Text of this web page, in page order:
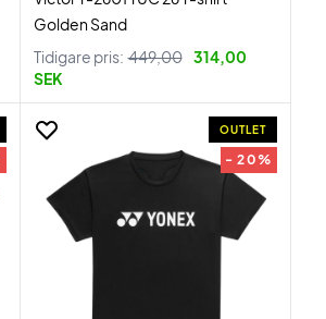
Golden Sand
Tidigare pris: 449,00 314,00
SEK
OUTLET
- 20%